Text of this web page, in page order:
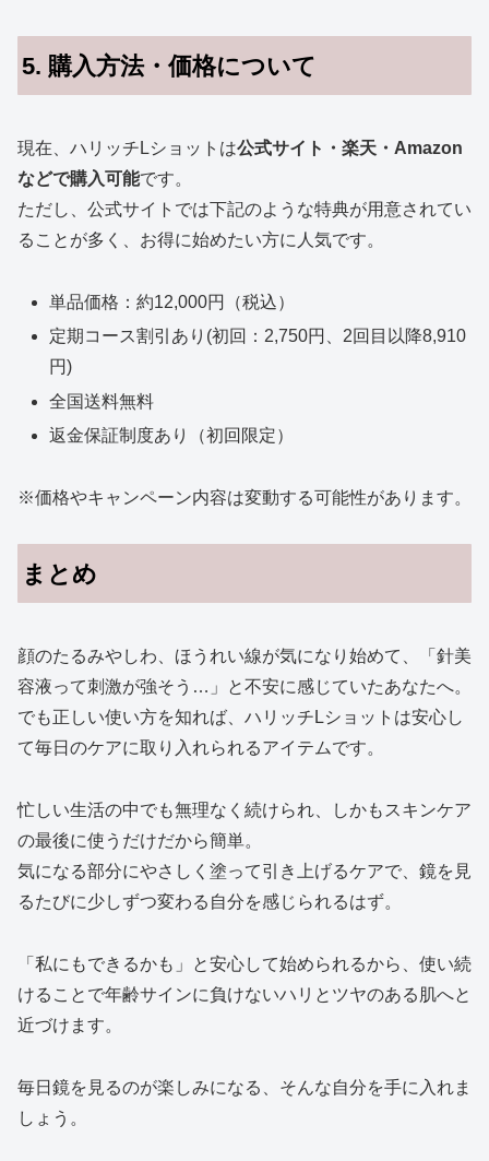
5. 購入方法・価格について
現在、ハリッチLショットは公式サイト・楽天・Amazon
などで購入可能です。
ただし、公式サイトでは下記のような特典が用意されてい
ることが多く、お得に始めたい方に人気です。
単品価格：約12,000円（税込）
定期コース割引あり(初回：2,750円、2回目以降8,910
円)
全国送料無料
返金保証制度あり（初回限定）
※価格やキャンペーン内容は変動する可能性があります。
まとめ
顔のたるみやしわ、ほうれい線が気になり始めて、「針美
容液って刺激が強そう…」と不安に感じていたあなたへ。
でも正しい使い方を知れば、ハリッチLショットは安心し
て毎日のケアに取り入れられるアイテムです。
忙しい生活の中でも無理なく続けられ、しかもスキンケア
の最後に使うだけだから簡単。
気になる部分にやさしく塗って引き上げるケアで、鏡を見
るたびに少しずつ変わる自分を感じられるはず。
「私にもできるかも」と安心して始められるから、使い続
けることで年齢サインに負けないハリとツヤのある肌へと
近づけます。
毎日鏡を見るのが楽しみになる、そんな自分を手に入れま
しょう。